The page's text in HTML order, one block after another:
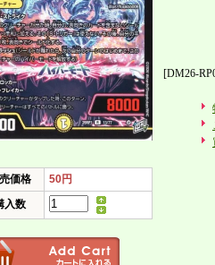
価格
50円
入数
[DM26-